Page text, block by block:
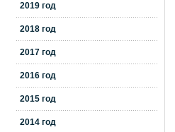
2019 год
2018 год
2017 год
2016 год
2015 год
2014 год